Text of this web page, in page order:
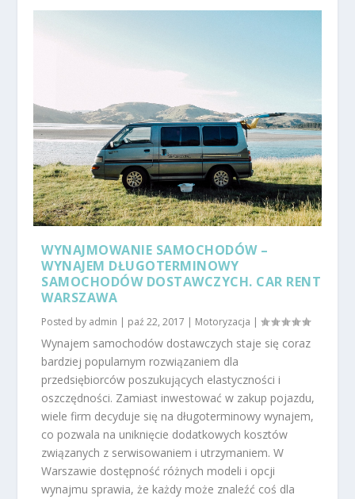
WYNAJMOWANIE SAMOCHODÓW –
WYNAJEM DŁUGOTERMINOWY
SAMOCHODÓW DOSTAWCZYCH. CAR RENT
WARSZAWA
Posted by admin | paź 22, 2017 | Motoryzacja |
Wynajem samochodów dostawczych staje się coraz
bardziej popularnym rozwiązaniem dla
przedsiębiorców poszukujących elastyczności i
oszczędności. Zamiast inwestować w zakup pojazdu,
wiele firm decyduje się na długoterminowy wynajem,
co pozwala na uniknięcie dodatkowych kosztów
związanych z serwisowaniem i utrzymaniem. W
Warszawie dostępność różnych modeli i opcji
wynajmu sprawia, że każdy może znaleźć coś dla